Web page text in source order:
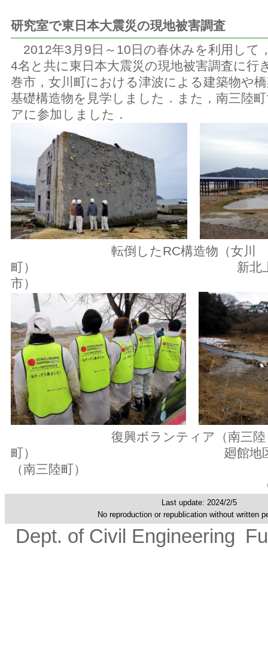
研究室で東日本大震災の現地被害調査
2012年3月9日～10日の春休みを利用して
4名と共に東日本大震災の現地被害調査に行
巻市，女川町における津波による建築物や
基礎構造物を見学しました．また，南三陸
アに参加しました．
転倒したRC構造物（女川
町） 新北上大橋の仮
市）
復興ボランティア（南三陸
町） 廻館地区の瓦礫
（南三陸町）
Last update: 2024/2/5
No reproduction or republication without written
Dept. of Civil Engineering